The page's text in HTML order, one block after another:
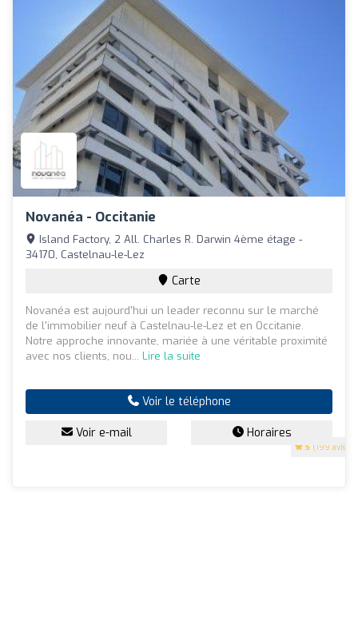
Novanéa - Occitanie
5 (199 avis)
Island Factory, 2 All. Charles R. Darwin 4ème étage -
34170, Castelnau-le-Lez
Carte
Novanéa est aujourd'hui un leader reconnu sur le marché
de l'immobilier neuf à Castelnau-le-Lez et en Occitanie.
Notre approche innovante, mariée à une véritable proximité
avec nos clients, nou... Lire la suite
Voir le téléphone
Voir e-mail Horaires